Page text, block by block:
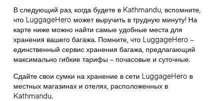
В следующий раз, когда будете в Kathmandu, вспомните,
что LuggageHero может выручить в трудную минуту! На
карте ниже можно найти самые удобные места для
хранения вашего багажа. Помните, что LuggageHero –
единственный сервис хранения багажа, предлагающий
максимально гибкие тарифы – почасовые и суточные.
Сдайте свои сумки на хранение в сети LuggageHero в
местных магазинах и отелях, расположенных в
Kathmandu.